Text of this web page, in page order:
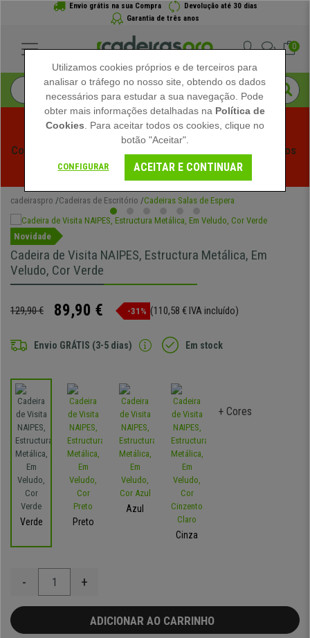
Envio grátis na sua Compra
Devolução até 30 dias
Garantia de três anos
0
Começam os Saldos de Verão em Cadeiraspro! Descontos
Exclusivos por Tempo Limitado - Ver Promoção
cadeiraspro Cadeiras de Escritório Cadeiras Salas de Espera
Novidade
Cadeira de Visita NAIPES, Estructura Metálica, Em
Veludo, Cor Verde
129,90 € 89,90 € -31% (110,58 € IVA incluído)
Envio GRÁTIS (3-5 dias) Em stock
Verde Preto
Azul
Cinza
+ Cores
- +
ADICIONAR AO CARRINHO
Utilizamos cookies próprios e de terceiros para
analisar o tráfego no nosso site, obtendo os dados
necessários para estudar a sua navegação. Pode
obter mais informações detalhadas na Política de
Cookies . Para aceitar todos os cookies, clique no
botão "Aceitar".
CONFIGURAR ACEITAR E CONTINUAR